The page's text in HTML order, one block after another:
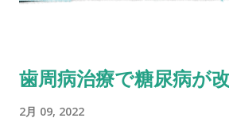
す。 これにより、ホワイトニング後の歯
が以前より増してきています。 また、歯
び割れや破折はかなり減少しています。
イトニング 治療後に歯が欠けたというケ
の減少が少なく、歯の表面が粗造になら
歯周病治療で糖尿病が
2月 09, 2022